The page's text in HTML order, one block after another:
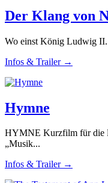
Der Klang von
Wo einst König Ludwig
Infos & Trailer →
Hymne
HYMNE Kurzfilm für die
„Musik...
Infos & Trailer →